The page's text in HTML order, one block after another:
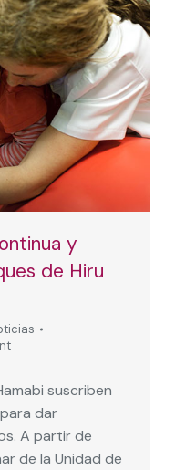
y
de Hiru
suscriben
dar
A partir de
de la Unidad de